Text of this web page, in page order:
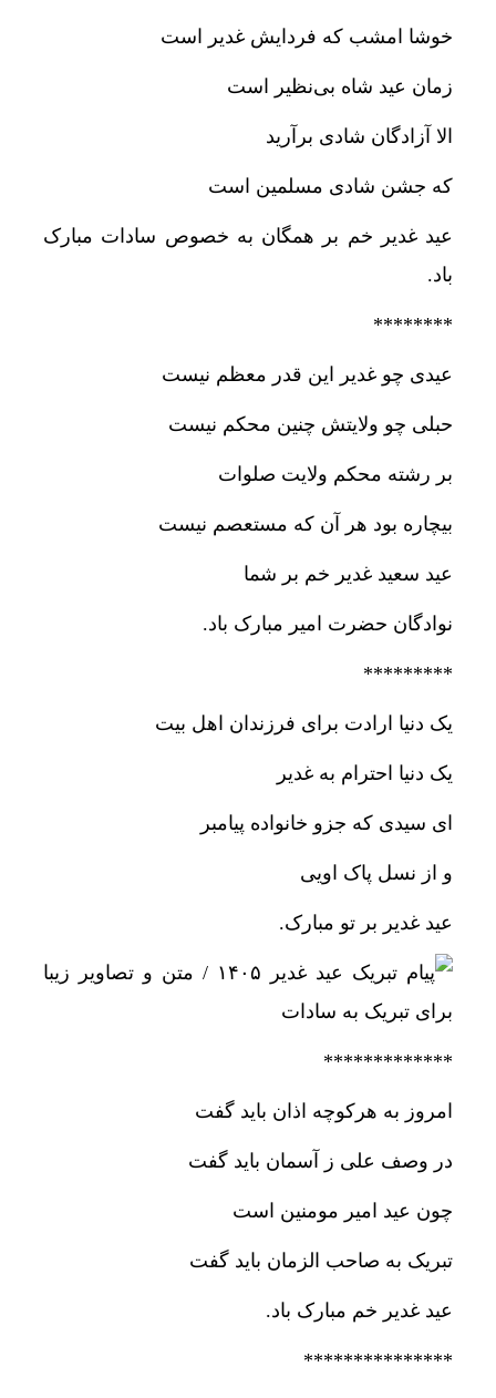
خوشا امشب که فردایش غدیر است
زمان عید شاه بی‌نظیر است
الا آزادگان شادی برآرید
که جشن شادی مسلمین است
عید غدیر خم بر همگان به خصوص سادات مبارک
باد.
********
عیدی چو غدیر این قدر معظم نیست
حبلی چو ولایتش چنین محکم نیست
بر رشته محکم ولایت صلوات
بیچاره بود هر آن که مستعصم نیست
عید سعید غدیر خم بر شما
نوادگان حضرت امیر مبارک باد.
*********
یک دنیا ارادت برای فرزندان اهل بیت
یک دنیا احترام به غدیر‌
ای سیدی که جزو خانواده پیامبر
و از نسل پاک اویی
عید غدیر بر تو مبارک.
*************
امروز به هرکوچه اذان باید گفت
در وصف علی ز آسمان باید گفت
چون عید امیر مومنین است
تبریک به صاحب الزمان باید گفت
عید غدیر خم مبارک باد.
***************